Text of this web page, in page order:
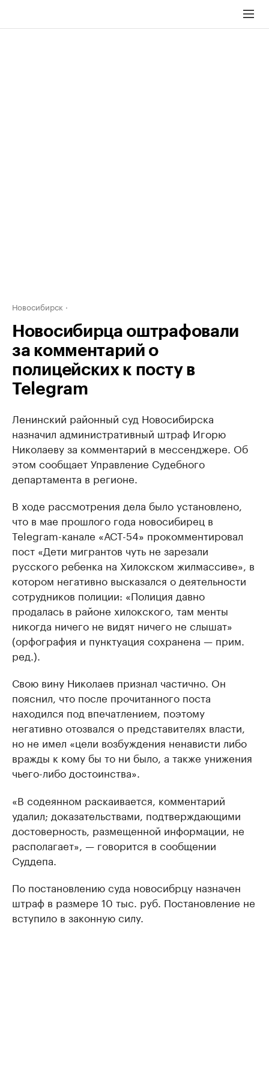
Новосибирск
Новосибирца оштрафовали
за комментарий о
полицейских к посту в
Telegram
Ленинский районный суд Новосибирска
назначил административный штраф Игорю
Николаеву за комментарий в мессенджере. Об
этом сообщает Управление Судебного
департамента в регионе.
В ходе рассмотрения дела было установлено,
что в мае прошлого года новосибирец в
Telegram-канале «АСТ-54» прокомментировал
пост «Дети мигрантов чуть не зарезали
русского ребенка на Хилокском жилмассиве», в
котором негативно высказался о деятельности
сотрудников полиции: «Полиция давно
продалась в районе хилокского, там менты
никогда ничего не видят ничего не слышат»
(орфография и пунктуация сохранена — прим.
ред.).
Свою вину Николаев признал частично. Он
пояснил, что после прочитанного поста
находился под впечатлением, поэтому
негативно отозвался о представителях власти,
но не имел «цели возбуждения ненависти либо
вражды к кому бы то ни было, а также унижения
чьего-либо достоинства».
«В содеянном раскаивается, комментарий
удалил; доказательствами, подтверждающими
достоверность, размещенной информации, не
располагает», — говорится в сообщении
Суддепа.
По постановлению суда новосибрцу назначен
штраф в размере 10 тыс. руб. Постановление не
вступило в законную силу.